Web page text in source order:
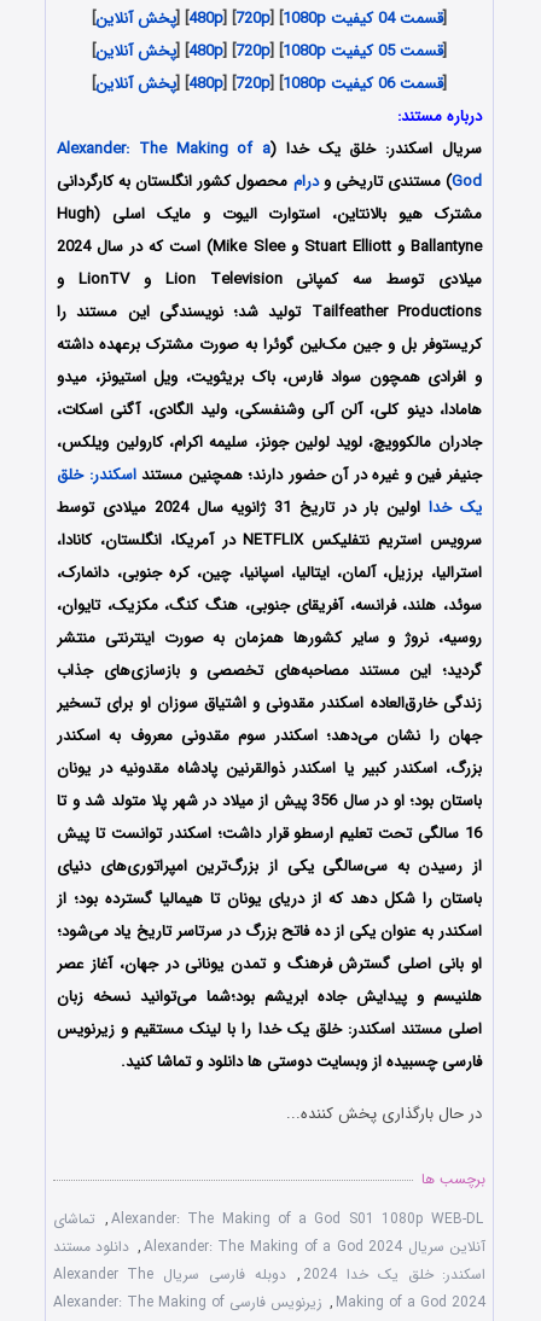
[قسمت 04 کیفیت 1080p ] [
720p
] [
480p
] [پخش آنلاین]
[قسمت 05 کیفیت 1080p ] [
720p
] [
480p
] [پخش آنلاین]
[قسمت 06 کیفیت 1080p ] [
720p
] [
480p
] [پخش آنلاین]
درباره مستند:
سریال اسکندر: خلق یک خدا (Alexander: The Making of a
God) مستندی تاریخی ودرام محصول کشور انگلستان به کارگردانی
مشترک هیو بالانتاین، استوارت الیوت و مایک اسلی (Hugh
Ballantyne و Stuart Elliott و Mike Slee) است که در سال 2024
میلادی توسط سه کمپانی Lion Television و LionTV و
Tailfeather Productions تولید شد؛ نویسندگی این مستند را
کریستوفر بل و جین مک‌لین گوئرا به صورت مشترک برعهده داشته
و افرادی همچون سواد فارس، باک بریثویت، ویل استیونز، میدو
هامادا، دینو کلی، آلن آلی وشنفسکی، ولید الگادی، آگنی اسکات،
جادران مالکوویچ، لوید لولین جونز، سلیمه اکرام، کارولین ویلکس،
جنیفر فین و غیره در آن حضور دارند؛ همچنین مستنداسکندر: خلق
یک خدا
اولین بار در تاریخ 31 ژانویه سال 2024 میلادی توسط
سرویس استریم نتفلیکس NETFLIX در آمریکا، انگلستان، کانادا،
استرالیا، برزیل، آلمان، ایتالیا، اسپانیا، چین، کره جنوبی، دانمارک،
سوئد، هلند، فرانسه، آفریقای جنوبی، هنگ کنگ، مکزیک، تایوان،
روسیه، نروژ و سایر کشورها همزمان به صورت اینترنتی منتشر
گردید؛ این مستند مصاحبه‌های تخصصی و بازسازی‌های جذاب
زندگی خارق‌العاده اسکندر مقدونی و اشتیاق سوزان او برای تسخیر
جهان را نشان می‌دهد؛ اسکندر سوم مقدونی معروف به اسکندر
بزرگ، اسکندر کبیر یا اسکندر ذوالقرنین پادشاه مقدونیه در یونان
باستان بود؛ او در سال 356 پیش از میلاد در شهر پلا متولد شد و تا
16 سالگی تحت تعلیم ارسطو قرار داشت؛ اسکندر توانست تا پیش
از رسیدن به سی‌سالگی یکی از بزرگ‌ترین امپراتوری‌های دنیای
باستان را شکل دهد که از دریای یونان تا هیمالیا گسترده بود؛ از
اسکندر به‌ عنوان یکی از ده فاتح بزرگ در سرتاسر تاریخ یاد می‌شود؛
او بانی اصلی گسترش فرهنگ و تمدن یونانی در جهان، آغاز عصر
هلنیسم و پیدایش جاده ابریشم بود؛شما می‌توانید نسخه زبان
اصلی مستند اسکندر: خلق یک خدا را با لینک مستقیم و زیرنویس
فارسی چسبیده از وبسایت دوستی ها دانلود و تماشا کنید.
در حال بارگذاری پخش کننده...
برچسب ها
Alexander: The Making of a God S01 1080p WEB-DL
, تماشای
آنلاین سریال Alexander: The Making of a God 2024
, دانلود مستند
اسکندر: خلق یک خدا 2024
,
دوبله فارسی سریال Alexander The
Making of a God 2024
,
زیرنویس فارسی Alexander: The Making of